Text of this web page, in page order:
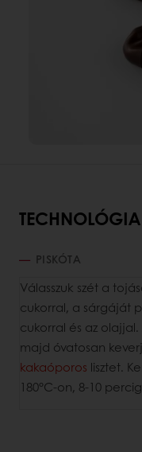
TECHNOLÓGIA
PISKÓTA
Válasszuk szét a
cukorral, a sárgáját
cukorral és az
majd óvatosan
kakaóporos lisztet.
180°C-on, 8-10